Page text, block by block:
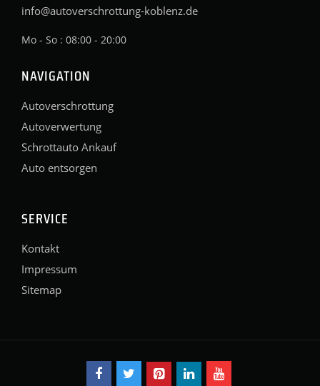
info@autoverschrottung-koblenz.de
Mo - So : 08:00 - 20:00
NAVIGATION
Autoverschrottung
Autoverwertung
Schrottauto Ankauf
Auto entsorgen
SERVICE
Kontakt
Impressum
Sitemap